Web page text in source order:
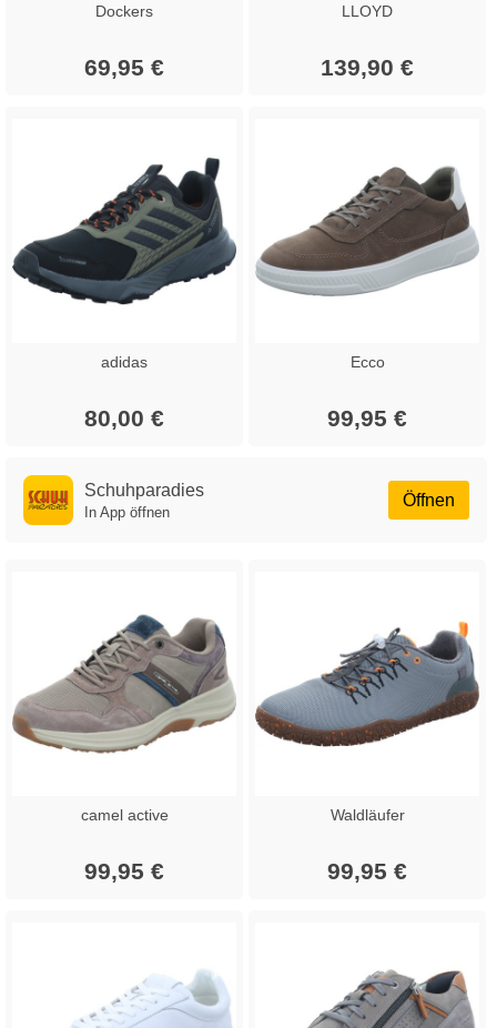
Dockers
69,95 €
LLOYD
139,90 €
adidas
80,00 €
Ecco
99,95 €
Öffnen
Schuhparadies
In App öffnen
camel active
99,95 €
Waldläufer
99,95 €